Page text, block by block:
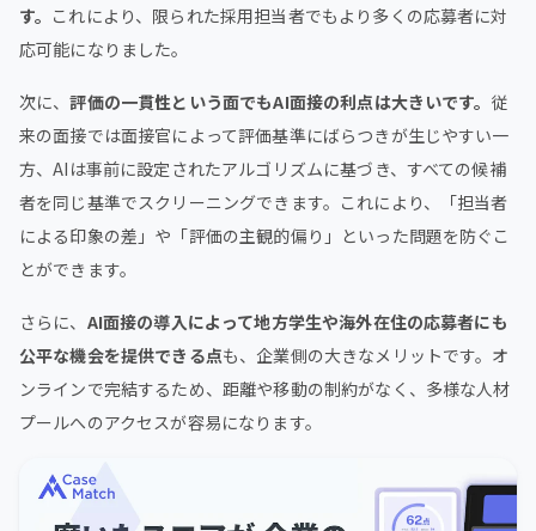
す。 これにより、限られた採用担当者でもより多くの応募者に対
応可能になりました。
次に、評価の一貫性という面でもAI面接の利点は大きいです。 従
来の面接では面接官によって評価基準にばらつきが生じやすい一
方、AIは事前に設定されたアルゴリズムに基づき、すべての候補
者を同じ基準でスクリーニングできます。これにより、「担当者
による印象の差」や「評価の主観的偏り」といった問題を防ぐこ
とができます。
さらに、 AI面接の導入によって地方学生や海外在住の応募者にも
公平な機会を提供できる点も、企業側の大きなメリットです。オ
ンラインで完結するため、距離や移動の制約がなく、多様な人材
プールへのアクセスが容易になります。